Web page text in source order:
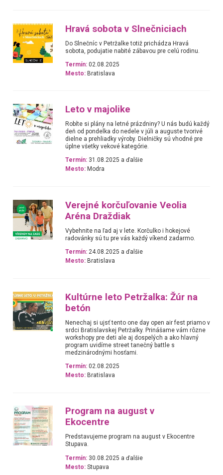
Hravá sobota v Slnečniciach
Do Slnečníc v Petržalke totiž prichádza Hravá
sobota, podujatie nabité zábavou pre celú rodinu.
Termín: 02.08.2025
Mesto: Bratislava
Leto v majolike
Robíte si plány na letné prázdniny? U nás budú každý
deň od pondelka do nedele v júli a auguste tvorivé
dielne a prehliadky výroby. Dielničky sú vhodné pre
úplne všetky vekové kategórie.
Termín: 31.08.2025 a ďalšie
Mesto: Modra
Verejné korčuľovanie Veolia
Aréna Draždiak
Vybehnite na ľad aj v lete. Korčulko i hokejové
radovánky sú tu pre vás každý víkend zadarmo.
Termín: 24.08.2025 a ďalšie
Mesto: Bratislava
Kultúrne leto Petržalka: Žúr na
betón
Nenechaj si ujsť tento one day open air fest priamo v
srdci Bratislavskej Petržalky. Prinášame vám rôzne
workshopy pre deti ale aj dospelých a ako hlavný
program uvidíme street tanečný battle s
medzinárodnými hosťami.
Termín: 02.08.2025
Mesto: Bratislava
Program na august v
Ekocentre
Predstavujeme program na august v Ekocentre
Stupava.
Termín: 30.08.2025 a ďalšie
Mesto: Stupava